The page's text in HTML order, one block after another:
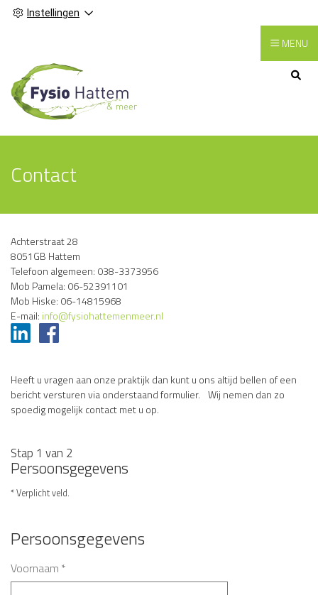
Instellingen
Hoofdmenu
MENU
Contact
Achterstraat 28
8051GB Hattem
Telefoon algemeen: 038-3373956
Mob Pamela: 06-52391101
Mob Hiske: 06-14815968
E-mail: info@fysiohattemenmeer.nl
Heeft u vragen aan onze praktijk dan kunt u ons altijd bellen of een
bericht versturen via onderstaand formulier. Wij nemen dan zo
spoedig mogelijk contact met u op.
Stap 1 van 2
Persoonsgegevens
* Verplicht veld.
Persoonsgegevens
Voornaam *